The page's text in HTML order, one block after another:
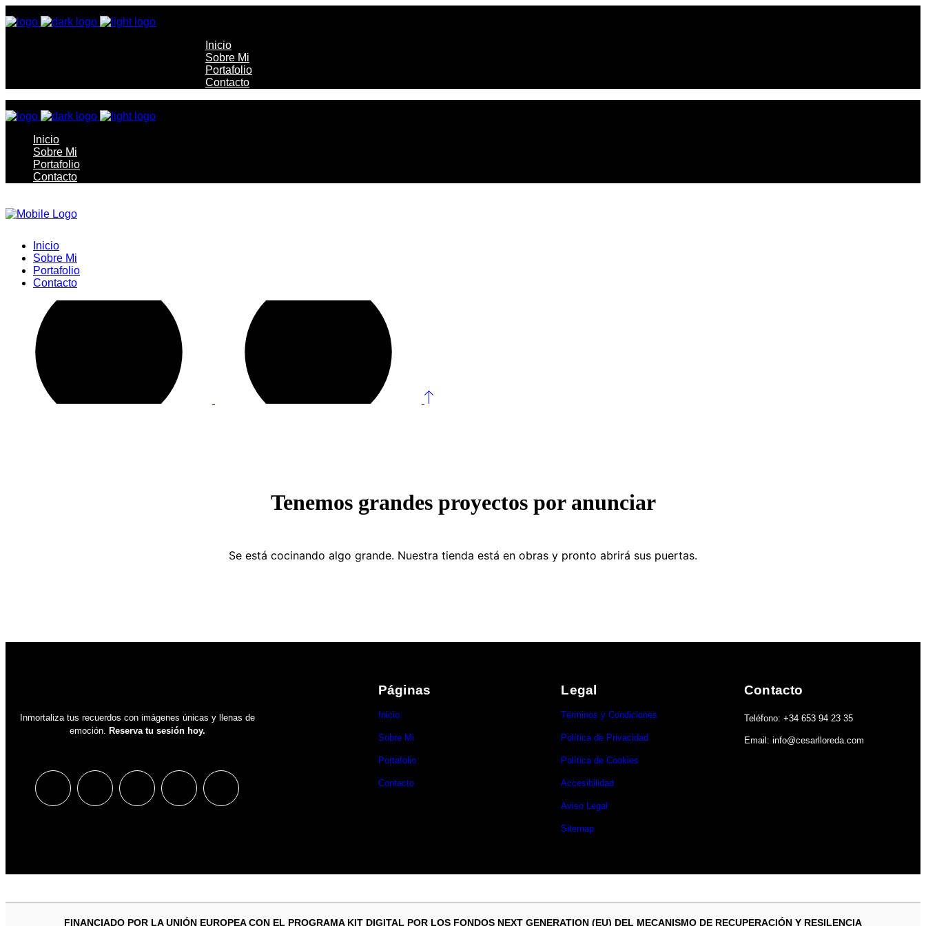
Inicio
Sobre Mi
Portafolio
Contacto
Inicio
Sobre Mi
Portafolio
Contacto
Inicio
Sobre Mi
Portafolio
Contacto
Tenemos grandes proyectos por anunciar
Se está cocinando algo grande. Nuestra tienda está en obras y pronto abrirá sus puertas.
Inmortaliza tus recuerdos con imágenes únicas y llenas de
emoción.
Reserva tu sesión hoy.
Páginas
Inicio
Sobre Mi
Portafolio
Contacto
Legal
Términos y Condiciones
Política de Privacidad
Política de Cookies
Accesibilidad
Aviso Legal
Sitemap
Contacto
Teléfono: +34 653 94 23 35
Email: info@cesarlloreda.com
FINANCIADO POR LA UNIÓN EUROPEA CON EL PROGRAMA KIT DIGITAL POR LOS FONDOS NEXT GENERATION (EU) DEL MECANISMO DE RECUPERACIÓN Y RESILENCIA